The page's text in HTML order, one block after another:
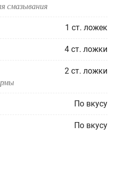
смазывания
1 ст. ложек
4 ст. ложки
2 ст. ложки
По вкусу
По вкусу